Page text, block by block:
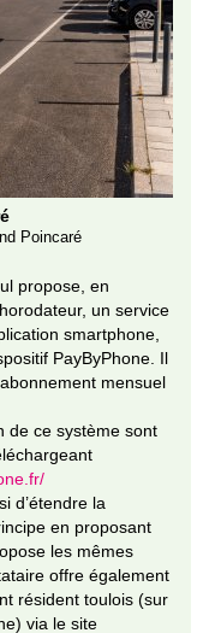
Poincaré
propose, en
un service
smartphone,
PayByPhone. Il
mensuel
de ce système sont
d’étendre la
en proposant
les mêmes
offre également
résident toulois (sur
via le site